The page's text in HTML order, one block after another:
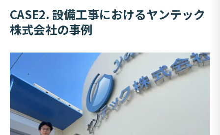
CASE2. 設備工事におけるヤンテック
株式会社の事例